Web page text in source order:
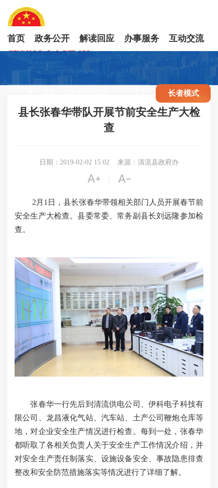
首页 政务公开 解读回应 办事服务 互动交流
长者模式
县长张春华带队开展节前安全生产大检
查
日期：2019-02-02 15:02 来源：清流县政府办
 
2月1日，县长张春华带领相关部门人员开展春节前
安全生产大检查。县委常委、常务副县长刘远隆参加检
查。
张春华一行先后到清流供电公司、伊科电子科技有
限公司、龙昌液化气站、汽车站、土产公司鞭炮仓库等
地，对企业安全生产情况进行检查。每到一处，张春华
都听取了各相关负责人关于安全生产工作情况介绍，并
对安全生产责任制落实、设施设备安全、事故隐患排查
整改和安全防范措施落实等情况进行了详细了解。